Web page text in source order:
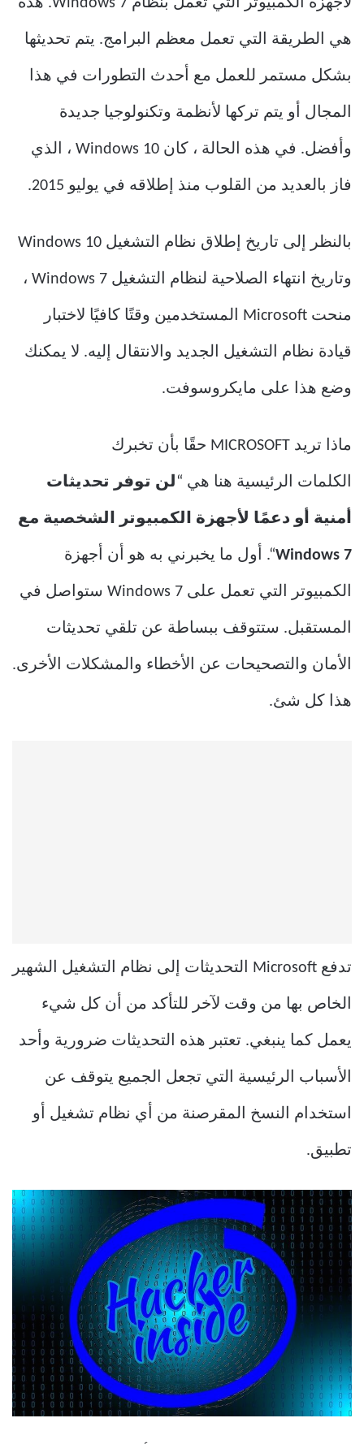
لأجهزة الكمبيوتر التي تعمل بنظام Windows 7. هذه
هي الطريقة التي تعمل معظم البرامج. يتم تحديثها
بشكل مستمر للعمل مع أحدث التطورات في هذا
المجال أو يتم تركها لأنظمة وتكنولوجيا جديدة
وأفضل. في هذه الحالة ، كان Windows 10 ، الذي
فاز بالعديد من القلوب منذ إطلاقه في يوليو 2015.
بالنظر إلى تاريخ إطلاق نظام التشغيل Windows 10
وتاريخ انتهاء الصلاحية لنظام التشغيل Windows 7 ،
منحت Microsoft المستخدمين وقتًا كافيًا لاختبار
قيادة نظام التشغيل الجديد والانتقال إليه. لا يمكنك
وضع هذا على مايكروسوفت.
ماذا تريد MICROSOFT حقًا بأن تخبرك
الكلمات الرئيسية هنا هي “ لن توفر تحديثات
أمنية أو دعمًا لأجهزة الكمبيوتر الشخصية مع
Windows 7“. أول ما يخبرني به هو أن أجهزة
الكمبيوتر التي تعمل على Windows 7 ستواصل في
المستقبل. ستتوقف ببساطة عن تلقي تحديثات
الأمان والتصحيحات عن الأخطاء والمشكلات الأخرى.
هذا كل شئ.
تدفع Microsoft التحديثات إلى نظام التشغيل الشهير
الخاص بها من وقت لآخر للتأكد من أن كل شيء
يعمل كما ينبغي. تعتبر هذه التحديثات ضرورية وأحد
الأسباب الرئيسية التي تجعل الجميع يتوقف عن
استخدام النسخ المقرصنة من أي نظام تشغيل أو
تطبيق.